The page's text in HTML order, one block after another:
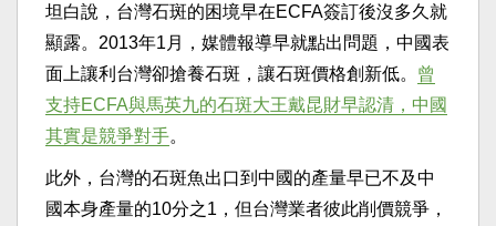
坦白說，台灣石斑的困境早在ECFA簽訂後沒多久就
顯露。2013年1月，媒體報導早就點出問題，中國表
面上讓利台灣卻搶養石斑，讓石斑價格創新低。 曾
支持ECFA與馬英九的石斑大王戴昆財早認清，中國
其實是競爭對手。
此外，台灣的石斑魚出口到中國的產量早已不及中
國本身產量的10分之1，但台灣業者彼此削價競爭，